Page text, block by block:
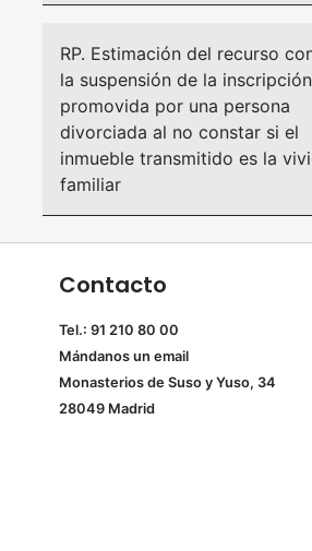
RP. Estimación del recurso
la suspensión de la inscripción
promovida por una persona
divorciada al no constar si el
inmueble transmitido es la
familiar
Contacto
Tel.: 91 210 80 00
Mándanos un email
Monasterios de Suso y Yuso, 34
28049 Madrid